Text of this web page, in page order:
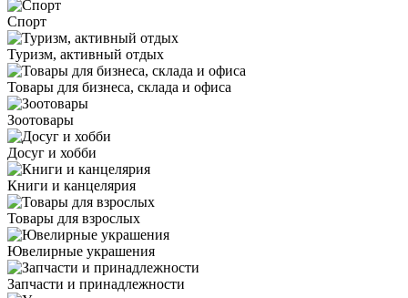
Спорт
Туризм, активный отдых
Товары для бизнеса, склада и офиса
Зоотовары
Досуг и хобби
Книги и канцелярия
Товары для взрослых
Ювелирные украшения
Запчасти и принадлежности